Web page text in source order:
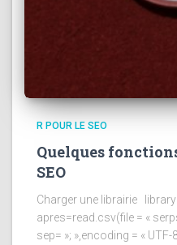
R POUR LE SEO
Quelques
SEO
Charger une librairie
apres=read.csv(file = «
sep= »; »,encoding = «